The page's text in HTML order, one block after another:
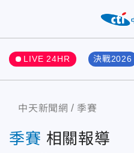
LIVE 24HR 決戰2026
中天新聞網 季賽
季賽 相關報導